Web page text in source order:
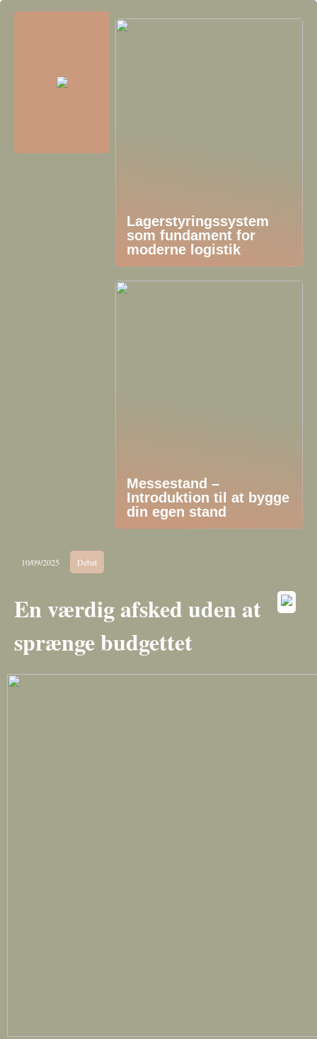
Lagerstyringssystem
som fundament for
moderne logistik
Messestand –
Introduktion til at bygge
din egen stand
10/09/2025 Debat
En værdig afsked uden at
sprænge budgettet